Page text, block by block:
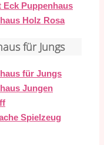
Puppenhaus
Holz Rosa
für Jungs
für Jungs
Jungen
Spielzeug